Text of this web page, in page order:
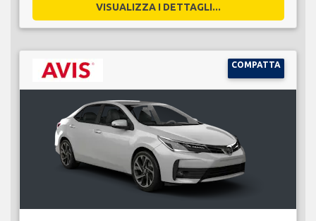
VISUALIZZA I DETTAGLI...
COMPATTA